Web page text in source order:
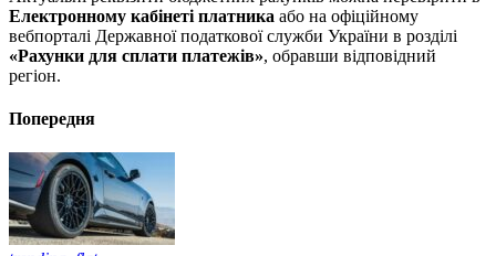
Електронному кабінеті платника або на офіційному
вебпорталі Державної податкової служби України в розділі
«Рахунки для сплати платежів», обравши відповідний
регіон.
Попередня